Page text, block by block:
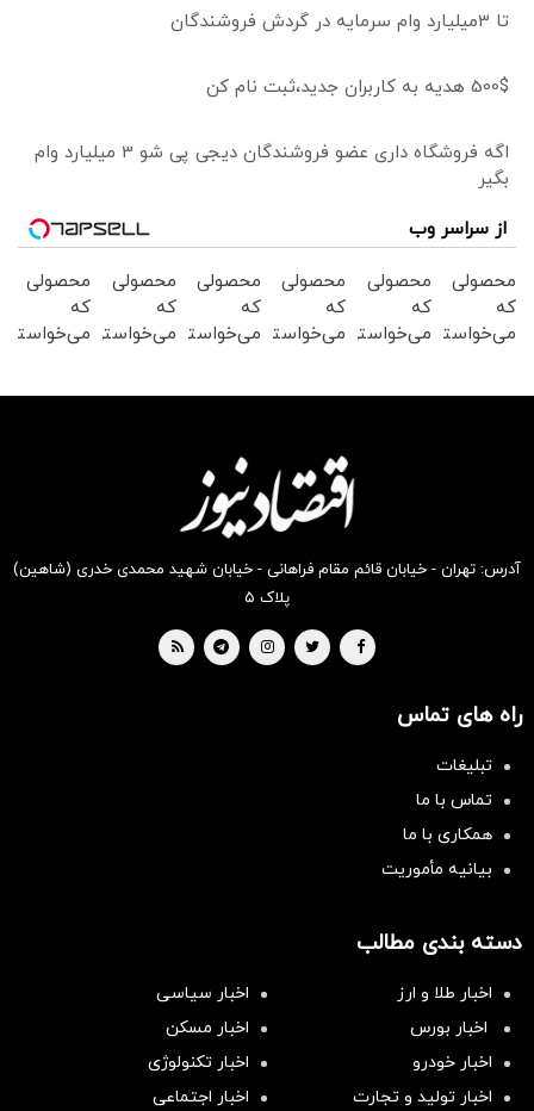
تا 3میلیارد وام سرمایه در گردش فروشندگان
500$ هدیه به کاربران جدید،ثبت نام کن
اگه فروشگاه داری عضو فروشندگان دیجی پی شو 3 میلیارد وام
بگیر
از سراسر وب
محصولی
که
می‌خواستی
محصولی
که
می‌خواستی
محصولی
که
می‌خواستی
بخر !
محصولی
که
می‌خواستی
بخر !
محصولی
که
می‌خواستی
محصولی
که
می‌خواستی
آدرس: تهران - خیابان قائم مقام فراهانی - خیابان شهید محمدی خدری (شاهین)
پلاک ۵
راه های تماس
تبلیغات
تماس با ما
همکاری با ما
بیانیه مأموریت
دسته بندی مطالب
اخبار طلا و ارز
اخبار سیاسی
اخبار بورس
اخبار مسکن
اخبار خودرو
اخبار تکنولوژی
اخبار تولید و تجارت
اخبار اجتماعی